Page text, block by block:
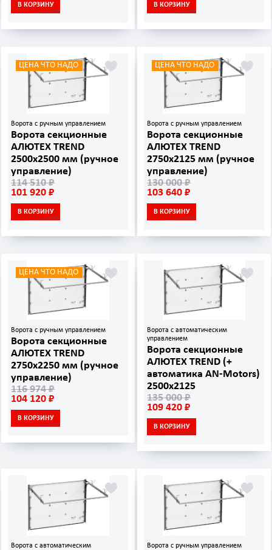
В КОРЗИНУ В КОРЗИНУ
ЦЕНА ЧТО НАДО
Ворота с ручным управлением
Ворота секционные
АЛЮТЕХ TREND
2500х2500 мм (ручное
управление)
114 510 ₽
101 920 ₽
В КОРЗИНУ
ЦЕНА ЧТО НАДО
Ворота с ручным управлением
Ворота секционные
АЛЮТЕХ TREND
2750х2125 мм (ручное
управление)
130 000 ₽
103 640 ₽
В КОРЗИНУ
ЦЕНА ЧТО НАДО
Ворота с ручным управлением
Ворота секционные
АЛЮТЕХ TREND
2750х2250 мм (ручное
управление)
116 974 ₽
104 120 ₽
В КОРЗИНУ
Ворота с автоматическим
управлением
Ворота секционные
АЛЮТЕХ TREND (+
автоматика AN‑Motors)
2500х2125
135 000 ₽
109 420 ₽
В КОРЗИНУ
Ворота с автоматическим
Ворота с ручным управлением